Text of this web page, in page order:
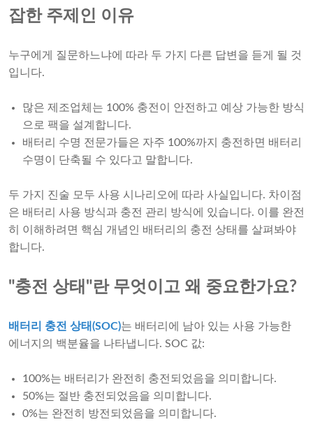
잡한 주제인 이유
누구에게 질문하느냐에 따라 두 가지 다른 답변을 듣게 될 것
입니다.
많은 제조업체는 100% 충전이 안전하고 예상 가능한 방식
으로 팩을 설계합니다.
배터리 수명 전문가들은 자주 100%까지 충전하면 배터리
수명이 단축될 수 있다고 말합니다.
두 가지 진술 모두 사용 시나리오에 따라 사실입니다. 차이점
은 배터리 사용 방식과 충전 관리 방식에 있습니다. 이를 완전
히 이해하려면 핵심 개념인 배터리의 충전 상태를 살펴봐야
합니다.
"충전 상태"란 무엇이고 왜 중요한가요?
배터리 충전 상태(SOC)는 배터리에 남아 있는 사용 가능한
에너지의 백분율을 나타냅니다. SOC 값:
100%는 배터리가 완전히 충전되었음을 의미합니다.
50%는 절반 충전되었음을 의미합니다.
0%는 완전히 방전되었음을 의미합니다.